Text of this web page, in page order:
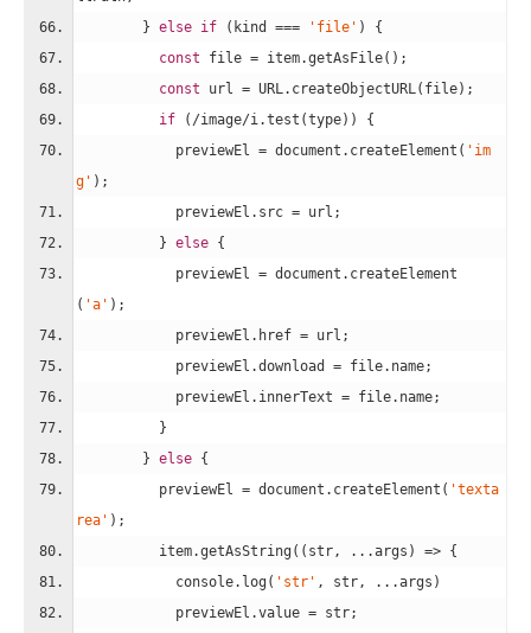
        }
else if (kind === 'file' ) {
const file = item.getAsFile();
const url = URL.createObjectURL(file);
if ( /image/i.test(type)) {
            previewEl =
document .createElement( 'im
g' );
            previewEl.src = url;
          }
else {
            previewEl =
document .createElement
( 'a' );
            previewEl.href = url;
            previewEl.download = file.name;
            previewEl.innerText = file.name;
          }
        }
else {
          previewEl =
document .createElement( 'texta
rea' );
          item.getAsString(
( str, ...args ) => {
console.log( 'str' , str, ...args)
            previewEl.value = str;